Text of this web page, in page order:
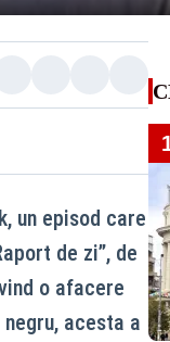
un episod care
de zi”, de
o afacere
acesta a